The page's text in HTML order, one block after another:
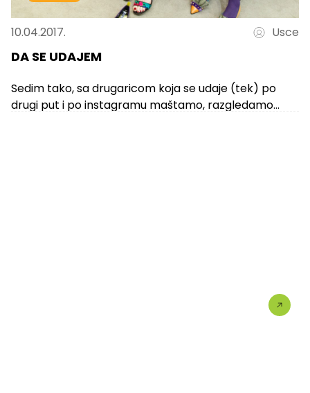
10.04.2017. Usce
DA SE UDAJEM
Sedim tako, sa drugaricom koja se udaje (tek) po
drugi put i po instagramu maštamo, razgledamo